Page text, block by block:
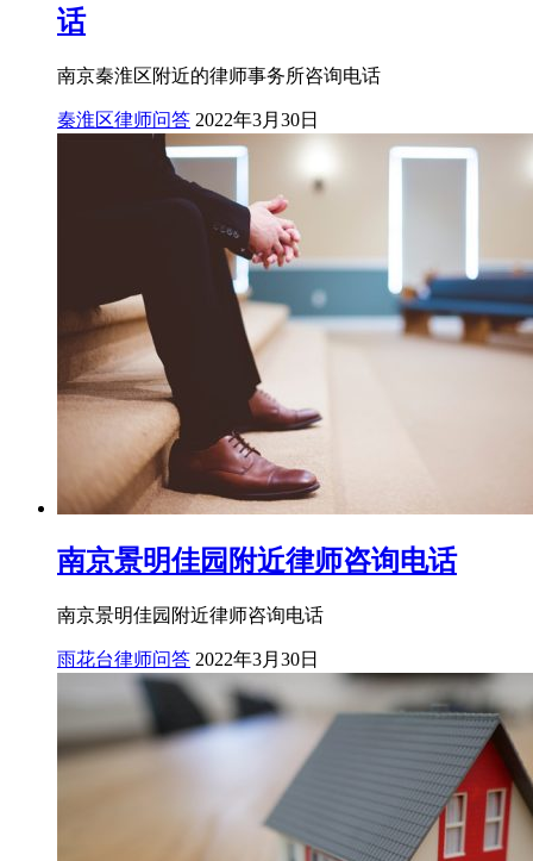
话
南京秦淮区附近的律师事务所咨询电话
秦淮区律师问答 2022年3月30日
南京景明佳园附近律师咨询电话
南京景明佳园附近律师咨询电话
雨花台律师问答 2022年3月30日